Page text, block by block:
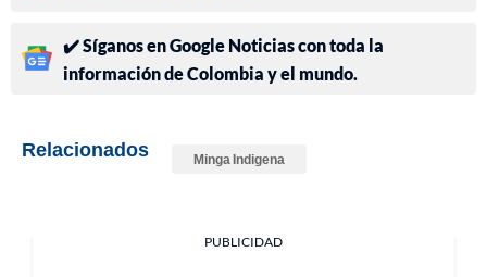
✔️ Síganos en Google Noticias con toda la
información de Colombia y el mundo.
Relacionados Minga Indigena
PUBLICIDAD